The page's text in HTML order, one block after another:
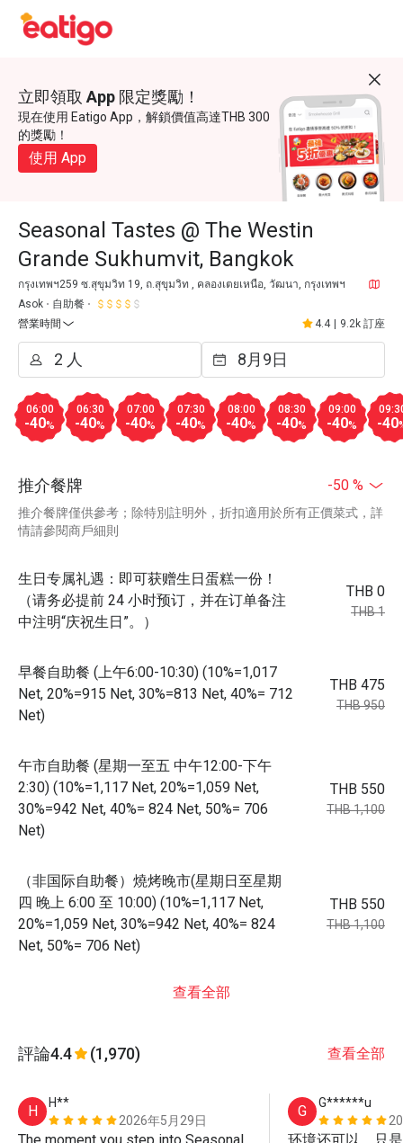
立即領取 App 限定獎勵！
現在使用 Eatigo App，解鎖價值高達THB 300
的獎勵！
使用 App
Seasonal Tastes @ The Westin
Grande Sukhumvit, Bangkok
กรุงเทพฯ259 ซ.สุขุมวิท 19, ถ.สุขุมวิท , คลองเตยเหนือ, วัฒนา, กรุงเทพฯ
Asok
自助餐
營業時間
4.4 9.2k 訂座
06:00
-40%
06:30
-40%
07:00
-40%
07:30
-40%
08:00
-40%
08:30
-40%
09:00
-40% -40
推介餐牌 -50 %
推介餐牌僅供參考；除特別註明外，折扣適用於所有正價菜式，詳
情請參閱商戶細則
生日专属礼遇：即可获赠生日蛋糕一份！
（请务必提前 24 小时预订，并在订单备注
中注明“庆祝生日”。）
THB 0
THB 1
早餐自助餐 (上午6:00-10:30) (10%=1,017
Net, 20%=915 Net, 30%=813 Net, 40%= 712
Net)
THB 475
THB 950
午市自助餐 (星期一至五 中午12:00-下午
2:30) (10%=1,117 Net, 20%=1,059 Net,
30%=942 Net, 40%= 824 Net, 50%= 706
Net)
THB 550
THB 1,100
（非国际自助餐）燒烤晚市(星期日至星期
四 晚上 6:00 至 10:00) (10%=1,117 Net,
20%=1,059 Net, 30%=942 Net, 40%= 824
Net, 50%= 706 Net)
THB 550
THB 1,100
查看全部
評論4.4 (1,970) 查看全部
H
H**
2026年5月29日
G
G******u